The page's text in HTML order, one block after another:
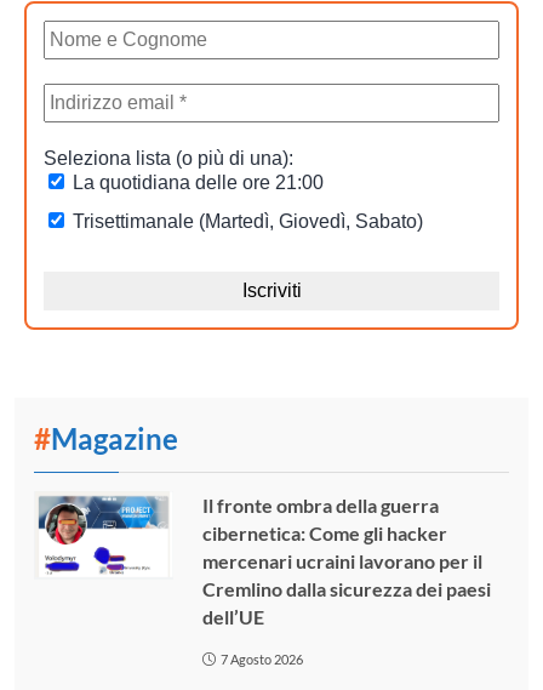
#Magazine
Il fronte ombra della guerra
cibernetica: Come gli hacker
mercenari ucraini lavorano per il
Cremlino dalla sicurezza dei paesi
dell’UE
7 Agosto 2026